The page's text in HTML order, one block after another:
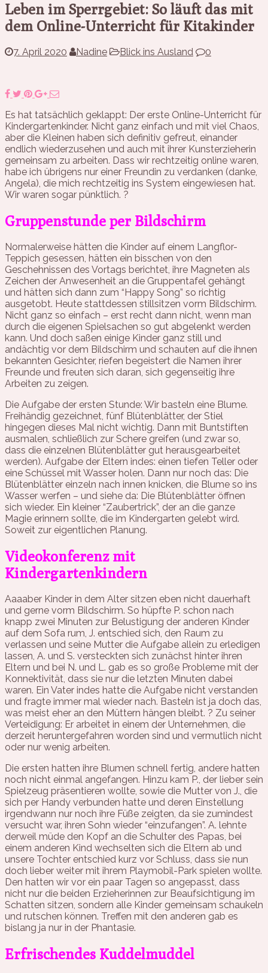
Leben im Sperrgebiet: So läuft das mit
dem Online-Unterricht für Kitakinder
7. April 2020 Nadine Blick ins Ausland 0
Es hat tatsächlich geklappt: Der erste Online-Unterricht für
Kindergartenkinder. Nicht ganz einfach und mit viel Chaos,
aber die Kleinen haben sich definitiv gefreut, einander
endlich wiederzusehen und auch mit ihrer Kunsterzieherin
gemeinsam zu arbeiten. Dass wir rechtzeitig online waren,
habe ich übrigens nur einer Freundin zu verdanken (danke,
Angela), die mich rechtzeitig ins System eingewiesen hat.
Wir waren sogar pünktlich. ?
Gruppenstunde per Bildschirm
Normalerweise hätten die Kinder auf einem Langflor-
Teppich gesessen, hätten ein bisschen von den
Geschehnissen des Vortags berichtet, ihre Magneten als
Zeichen der Anwesenheit an die Gruppentafel gehängt
und hätten sich dann zum “Happy Song” so richtig
ausgetobt. Heute stattdessen stillsitzen vorm Bildschirm.
Nicht ganz so einfach – erst recht dann nicht, wenn man
durch die eigenen Spielsachen so gut abgelenkt werden
kann. Und doch saßen einige Kinder ganz still und
andächtig vor dem Bildschirm und schauten auf die ihnen
bekannten Gesichter, riefen begeistert die Namen ihrer
Freunde und freuten sich daran, sich gegenseitig ihre
Arbeiten zu zeigen.
Die Aufgabe der ersten Stunde: Wir basteln eine Blume.
Freihändig gezeichnet, fünf Blütenblätter, der Stiel
hingegen dieses Mal nicht wichtig. Dann mit Buntstiften
ausmalen, schließlich zur Schere greifen (und zwar so,
dass die einzelnen Blütenblätter gut herausgearbeitet
werden). Aufgabe der Eltern indes: einen tiefen Teller oder
eine Schüssel mit Wasser holen. Dann nur noch das: Die
Blütenblätter einzeln nach innen knicken, die Blume so ins
Wasser werfen – und siehe da: Die Blütenblätter öffnen
sich wieder. Ein kleiner “Zaubertrick”, der an die ganze
Magie erinnern sollte, die im Kindergarten gelebt wird.
Soweit zur eigentlichen Planung.
Videokonferenz mit
Kindergartenkindern
Aaaaber Kinder in dem Alter sitzen eben nicht dauerhaft
und gerne vorm Bildschirm. So hüpfte P. schon nach
knapp zwei Minuten zur Belustigung der anderen Kinder
auf dem Sofa rum, J. entschied sich, den Raum zu
verlassen und seine Mutter die Aufgabe allein zu erledigen
lassen, A. und S. versteckten sich zunächst hinter ihren
Eltern und bei N. und L. gab es so große Probleme mit der
Konnektivität, dass sie nur die letzten Minuten dabei
waren. Ein Vater indes hatte die Aufgabe nicht verstanden
und fragte immer mal wieder nach. Basteln ist ja doch das,
was meist eher an den Müttern hängen bleibt. ? Zu seiner
Verteidigung: Er arbeitet in einem der Unternehmen, die
derzeit heruntergefahren worden sind und vermutlich nicht
oder nur wenig arbeiten.
Die ersten hatten ihre Blumen schnell fertig, andere hatten
noch nicht einmal angefangen. Hinzu kam P., der lieber sein
Spielzeug präsentieren wollte, sowie die Mutter von J., die
sich per Handy verbunden hatte und deren Einstellung
irgendwann nur noch ihre Füße zeigten, da sie zumindest
versucht war, ihren Sohn wieder “einzufangen”. A. lehnte
derweil müde den Kopf an die Schulter des Papas, bei
einem anderen Kind wechselten sich die Eltern ab und
unsere Tochter entschied kurz vor Schluss, dass sie nun
doch lieber weiter mit ihrem Playmobil-Park spielen wollte.
Den hatten wir vor ein paar Tagen so angepasst, dass
nicht nur die beiden Erzieherinnen zur Beaufsichtigung im
Schatten sitzen, sondern alle Kinder gemeinsam schaukeln
und rutschen können. Treffen mit den anderen gab es
bislang ja nur in der Phantasie.
Erfrischendes Kuddelmuddel